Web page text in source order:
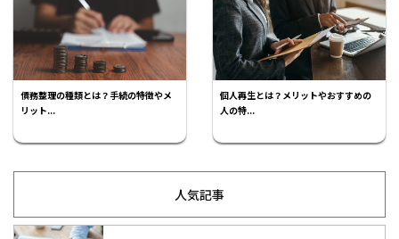
債務整理の種類とは？手続の特徴やメ
リット...
個人再生とは？メリットやおすすめの
人の特...
人気記事